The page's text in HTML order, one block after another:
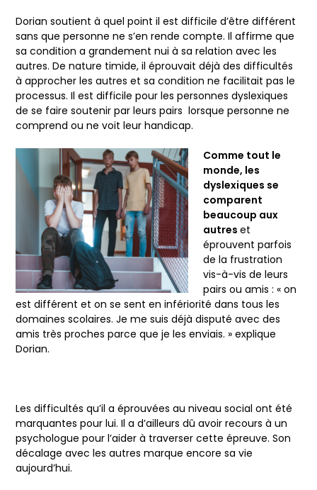
Dorian soutient à quel point il est difficile d’être différent
sans que personne ne s’en rende compte. Il affirme que
sa condition a grandement nui à sa relation avec les
autres. De nature timide, il éprouvait déjà des difficultés
à approcher les autres et sa condition ne facilitait pas le
processus. Il est difficile pour les personnes dyslexiques
de se faire soutenir par leurs pairs lorsque personne ne
comprend ou ne voit leur handicap.
Comme tout le
monde, les
dyslexiques se
comparent
beaucoup aux
autreset
éprouvent parfois
de la frustration
vis-à-vis de leurs
pairs ou amis : « on
est différent et on se sent en infériorité dans tous les
domaines scolaires. Je me suis déjà disputé avec des
amis très proches parce que je les enviais. » explique
Dorian.
Les difficultés qu’il a éprouvées au niveau social ont été
marquantes pour lui. Il a d’ailleurs dû avoir recours à un
psychologue pour l’aider à traverser cette épreuve. Son
décalage avec les autres marque encore sa vie
aujourd’hui.